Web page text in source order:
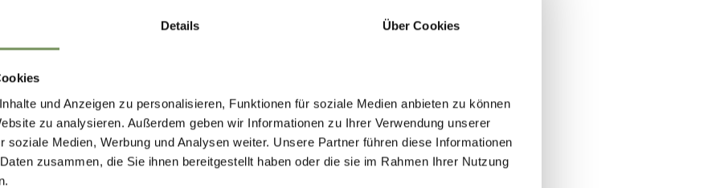
Details Über Cookies
und Anzeigen zu personalisieren, Funktionen für soziale Medien anbieten zu können
zu analysieren. Außerdem geben wir Informationen zu Ihrer Verwendung unserer
soziale Medien, Werbung und Analysen weiter. Unsere Partner führen diese Informationen
zusammen, die Sie ihnen bereitgestellt haben oder die sie im Rahmen Ihrer Nutzung
VI È STATO UTILE?